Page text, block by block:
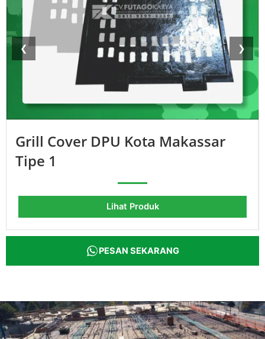
❮ ❯
Grill Cover DPU Kota Makassar
Tipe 1
Lihat Produk
PESAN SEKARANG